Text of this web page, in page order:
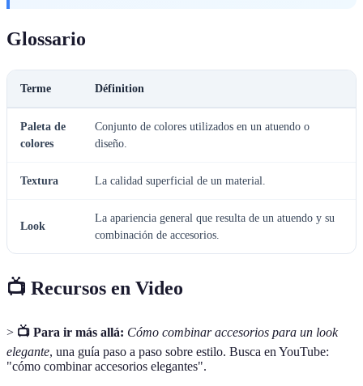
Glossario
Terme Définition
Paleta de
colores
Conjunto de colores utilizados en un atuendo o
diseño.
Textura La calidad superficial de un material.
Look
La apariencia general que resulta de un atuendo y su
combinación de accesorios.
📺 Recursos en Video
> 📺 Para ir más allá: Cómo combinar accesorios para un look
elegante, una guía paso a paso sobre estilo. Busca en YouTube:
"cómo combinar accesorios elegantes".